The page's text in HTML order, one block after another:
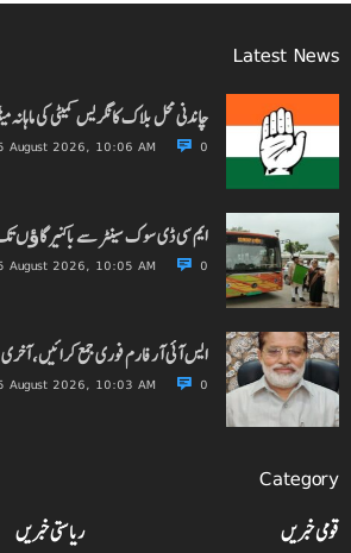
Latest News
چاندنی محل بلاک کانگریس کمیٹی کی ماہانہ
August 2026, 10:06 AM 0
ایم سی ڈی سوک سینٹر سے باکنیر گاﺅں
August 2026, 10:05 AM 0
ایس آئی آر فارم فوری جمع کرائیں،
August 2026, 10:03 AM 0
Category
قومی خبریں
ریاستی خبریں